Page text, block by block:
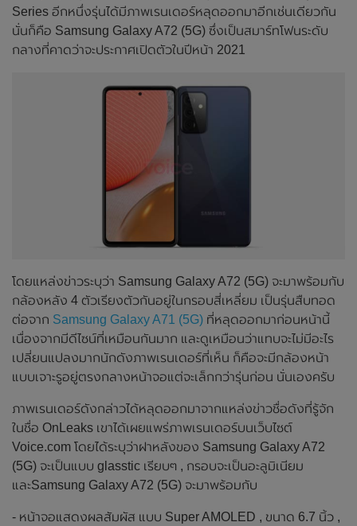
Series อีกหนึ่งรุ่นได้มีภาพเรนเดอร์หลุดออกมาอีกเช่นเดียวกัน
นั่นก็คือ Samsung Galaxy A72 (5G) ซึ่งเป็นสมาร์ทโฟนระดับ
กลางที่คาดว่าจะประกาศเปิดตัวในปีหน้า 2021
โดยแหล่งข่าวระบุว่า Samsung Galaxy A72 (5G) จะมาพร้อมกับ
กล้องหลัง 4 ตัวเรียงตัวกันอยู่ในกรอบสี่เหลี่ยม เป็นรุ่นสืบทอด
ต่อจาก Samsung Galaxy A71 (5G) ที่หลุดออกมาก่อนหน้านี้
เนื่องจากมีดีไซน์ที่เหมือนกันมาก และดูเหมือนว่าแทบจะไม่มีอะไร
เปลี่ยนแปลงมากนักดังภาพเรนเดอร์ที่เห็น ก็คือจะมีกล้องหน้า
แบบเจาะรูอยู่ตรงกลางหน้าจอแต่จะเล็กกว่ารุ่นก่อน นั่นเองครับ
ภาพเรนเดอร์ดังกล่าวได้หลุดออกมาจากแหล่งข่าวชื่อดังที่รู้จัก
ในชื่อ OnLeaks เขาได้เผยแพร่ภาพเรนเดอร์บนเว็บไซต์
Voice.com โดยได้ระบุว่าฝาหลังของ Samsung Galaxy A72
(5G) จะเป็นแบบ glasstic เรียบๆ , กรอบจะเป็นอะลูมิเนียม
และSamsung Galaxy A72 (5G) จะมาพร้อมกับ
- หน้าจอแสดงผลสัมผัส แบบ Super AMOLED , ขนาด 6.7 นิ้ว ,